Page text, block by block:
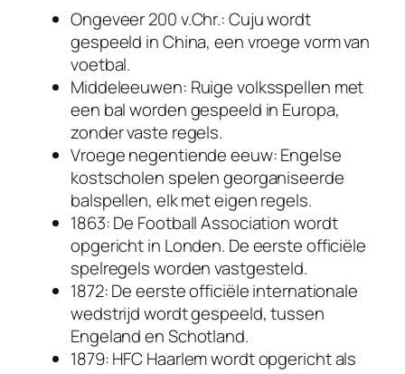
Ongeveer 200 v.Chr.: Cuju wordt
gespeeld in China, een vroege vorm van
voetbal.
Middeleeuwen: Ruige volksspellen met
een bal worden gespeeld in Europa,
zonder vaste regels.
Vroege negentiende eeuw: Engelse
kostscholen spelen georganiseerde
balspellen, elk met eigen regels.
1863: De Football Association wordt
opgericht in Londen. De eerste officiële
spelregels worden vastgesteld.
1872: De eerste officiële internationale
wedstrijd wordt gespeeld, tussen
Engeland en Schotland.
1879: HFC Haarlem wordt opgericht als